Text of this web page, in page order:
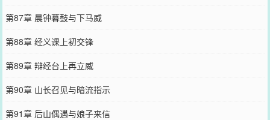
第87章 晨钟暮鼓与下马威
第88章 经义课上初交锋
第89章 辩经台上再立威
第90章 山长召见与暗流指示
第91章 后山偶遇与娘子来信